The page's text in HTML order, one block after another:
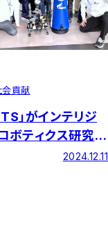
会貢献
」がインテリジ
ボティクス研究会
2024.12.11